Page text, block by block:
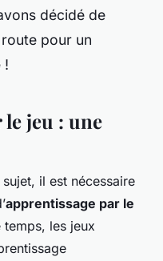
décidé de
pour un
!
le jeu : une
il est nécessaire
apprentissage par le
temps, les jeux